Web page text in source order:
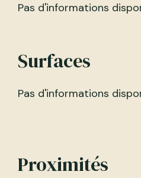
Pas d'informations
Surfaces
Pas d'informations
Proximités